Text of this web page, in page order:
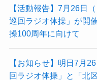
【活動報告】7月26日
巡回ラジオ体操」が開
操100周年に向けて
【お知らせ】明日7月
回ラジオ体操」と「北